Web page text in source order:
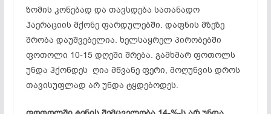
ზომის კონებად და თავსდება სათანადო
ჰაერაციის მქონე ფარდულებში. დაფნის მზეზე
შრობა დაუშვებელია. ხელსაყრელ პირობებში
ფოთოლი 10-15 დღეში შრება. გამხმარ ფოთოლს
უნდა ჰქონდეს ღია მწვანე ფერი, მოღუნვის დროს
თავისუფლად არ უნდა ტყდებოდეს.